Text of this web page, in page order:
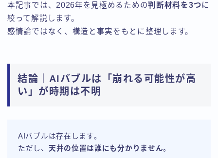
本記事では、2026年を見極めるための判断材料を3つに
絞って解説します。
感情論ではなく、構造と事実をもとに整理します。
結論｜AIバブルは「崩れる可能性が高
い」が時期は不明
AIバブルは存在します。
ただし、 天井の位置は誰にも分かりません。